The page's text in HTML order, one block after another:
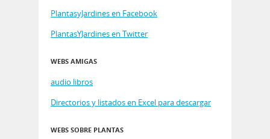
PlantasyJardines en Facebook
PlantasYJardines en Twitter
WEBS AMIGAS
audio libros
Directorios y listados en Excel para descargar
WEBS SOBRE PLANTAS